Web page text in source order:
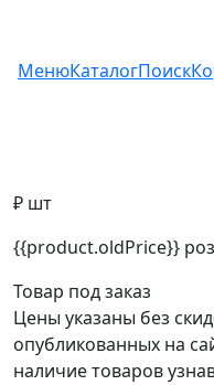
МенюКаталогПоиск
₽ шт
{{product.oldPrice}}
Товар под заказ
Цены указаны без
опубликованных на
наличие товаров